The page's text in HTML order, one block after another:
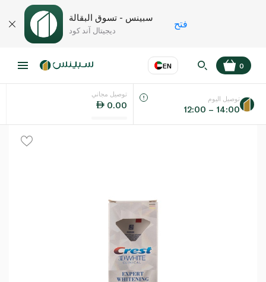
سبينس - تسوق البقالة
ديجيتال آند كود
فتح
EN
اللغة عر
0
توصيل مجاني
0.00
توصيل اليوم
12:00 – 14:00